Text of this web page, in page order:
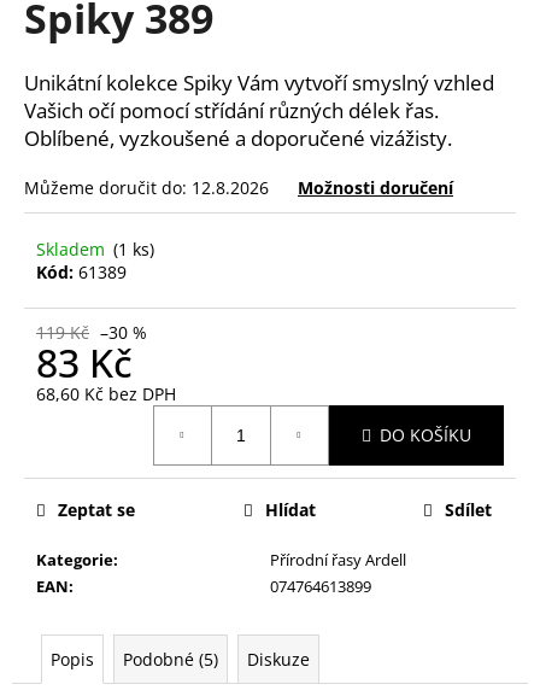
Spiky 389
Unikátní kolekce Spiky Vám vytvoří smyslný vzhled
Vašich očí pomocí střídání různých délek řas.
Oblíbené, vyzkoušené a doporučené vizážisty.
Můžeme doručit do: 12.8.2026 Možnosti doručení
Skladem (1 ks)
Kód: 61389
119 Kč –30 %
83 Kč
68,60 Kč bez DPH
DO KOŠÍKU
Kategorie:
Přírodní řasy Ardell
EAN: 074764613899
Zeptat se Hlídat Sdílet
Popis Podobné (5) Diskuze
a
í
t
?
D
u
u
e